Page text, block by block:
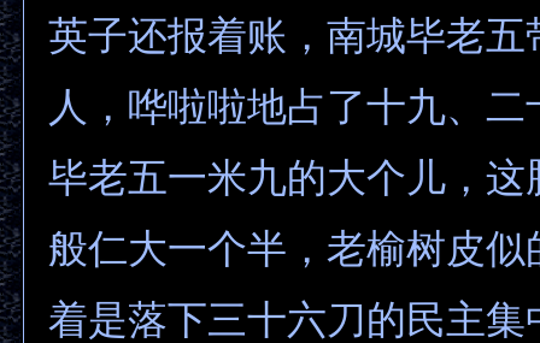
英子还报着账，南城毕老五
人，哗啦啦地占了十九、二
毕老五一米九的大个儿，这
般仁大一个半，老榆树皮似
着是落下三十六刀的民主集